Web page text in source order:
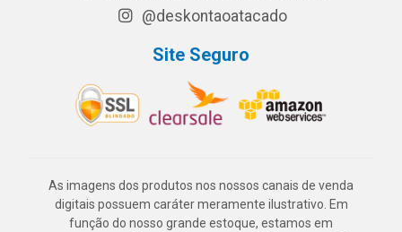
@deskontaoatacado
Site Seguro
As imagens dos produtos nos nossos canais de venda
digitais possuem caráter meramente ilustrativo. Em
função do nosso grande estoque, estamos em